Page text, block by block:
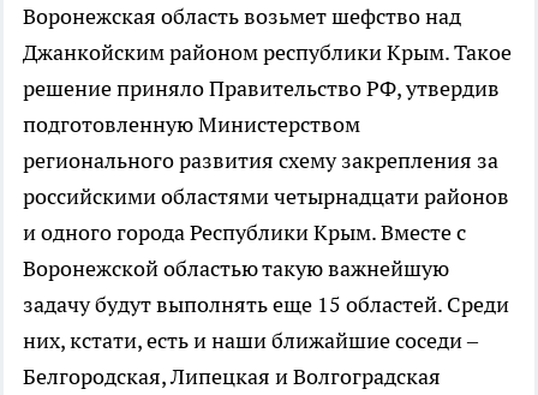
Воронежская область возьмет шефство над
Джанкойским районом республики Крым. Такое
решение приняло Правительство РФ, утвердив
подготовленную Министерством
регионального развития схему закрепления за
российскими областями четырнадцати районов
и одного города Республики Крым. Вместе с
Воронежской областью такую важнейшую
задачу будут выполнять еще 15 областей. Среди
них, кстати, есть и наши ближайшие соседи –
Белгородская, Липецкая и Волгоградская